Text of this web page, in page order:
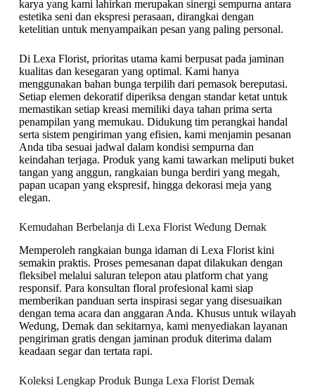
karya yang kami lahirkan merupakan sinergi sempurna antara
estetika seni dan ekspresi perasaan, dirangkai dengan
ketelitian untuk menyampaikan pesan yang paling personal.
Di Lexa Florist, prioritas utama kami berpusat pada jaminan
kualitas dan kesegaran yang optimal. Kami hanya
menggunakan bahan bunga terpilih dari pemasok bereputasi.
Setiap elemen dekoratif diperiksa dengan standar ketat untuk
memastikan setiap kreasi memiliki daya tahan prima serta
penampilan yang memukau. Didukung tim perangkai handal
serta sistem pengiriman yang efisien, kami menjamin pesanan
Anda tiba sesuai jadwal dalam kondisi sempurna dan
keindahan terjaga. Produk yang kami tawarkan meliputi buket
tangan yang anggun, rangkaian bunga berdiri yang megah,
papan ucapan yang ekspresif, hingga dekorasi meja yang
elegan.
Kemudahan Berbelanja di Lexa Florist Wedung Demak
Memperoleh rangkaian bunga idaman di Lexa Florist kini
semakin praktis. Proses pemesanan dapat dilakukan dengan
fleksibel melalui saluran telepon atau platform chat yang
responsif. Para konsultan floral profesional kami siap
memberikan panduan serta inspirasi segar yang disesuaikan
dengan tema acara dan anggaran Anda. Khusus untuk wilayah
Wedung, Demak dan sekitarnya, kami menyediakan layanan
pengiriman gratis dengan jaminan produk diterima dalam
keadaan segar dan tertata rapi.
Koleksi Lengkap Produk Bunga Lexa Florist Demak